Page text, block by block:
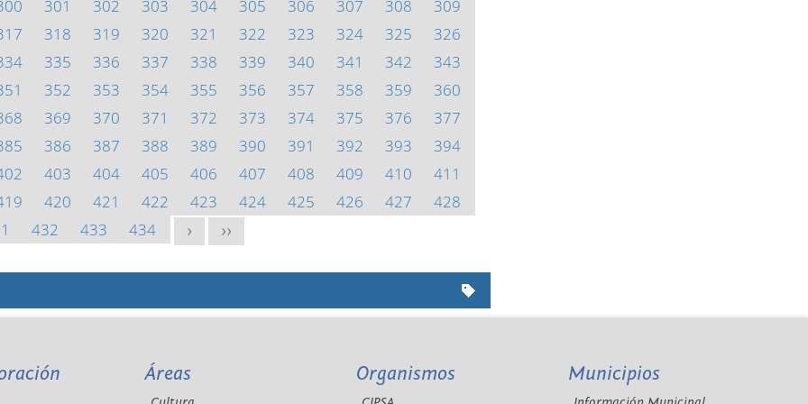
301 302 303 304 305 306 307 308
309
318 319 320 321 322 323 324 325
326
335 336 337 338 339 340 341 342
343
352 353 354 355 356 357 358 359
360
369 370 371 372 373 374 375 376
377
386 387 388 389 390 391 392 393
394
403 404 405 406 407 408 409 410
411
420 421 422 423 424 425 426 427
428
432 433 434 > >>
Áreas Organismos Municipios